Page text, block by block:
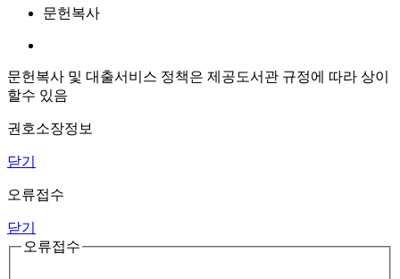
문헌복사
문헌복사 및 대출서비스 정책은 제공도서관 규정에 따라 상이
할수 있음
권호소장정보
닫기
오류접수
닫기
오류접수